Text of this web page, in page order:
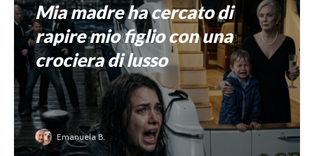
Mia madre ha cercato di
rapire mio figlio con una
crociera di lusso
Emanuela B.